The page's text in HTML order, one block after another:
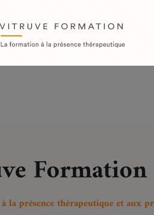
should either be
plugins/timber-library/vendor/twig/
should either be
formation/wp-content/plugins/
Formation
la présence thérapeutique et aux